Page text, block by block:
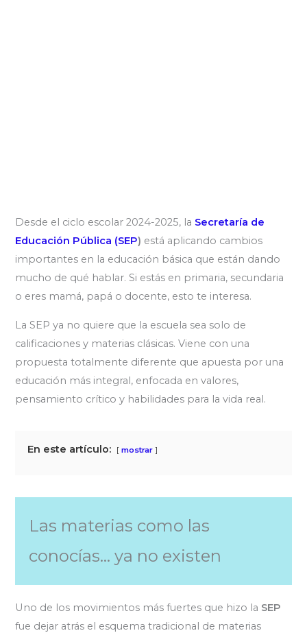
Desde el ciclo escolar 2024-2025, la Secretaría de
Educación Pública (SEP) está aplicando cambios
importantes en la educación básica que están dando
mucho de qué hablar. Si estás en primaria, secundaria
o eres mamá, papá o docente, esto te interesa.
La SEP ya no quiere que la escuela sea solo de
calificaciones y materias clásicas. Viene con una
propuesta totalmente diferente que apuesta por una
educación más integral, enfocada en valores,
pensamiento crítico y habilidades para la vida real.
En este artículo: mostrar
Las materias como las
conocías… ya no existen
Uno de los movimientos más fuertes que hizo la SEP
fue dejar atrás el esquema tradicional de materias